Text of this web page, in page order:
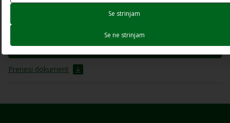
Seznam-fasadnih-sistemov.pdf
PDF dokument (203.44 Kb)
Odpri dokument
Prenesi dokument
Se strinjam
Se ne strinjam